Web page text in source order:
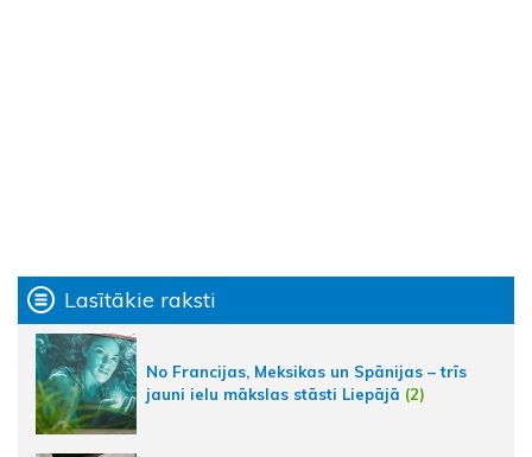
Lasītākie raksti
No Francijas, Meksikas un Spānijas – trīs
jauni ielu mākslas stāsti Liepājā (2)